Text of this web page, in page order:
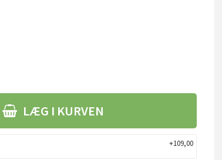
LÆG I KURVEN
+109,00